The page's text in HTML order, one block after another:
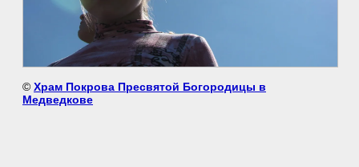
© Храм Покрова Пресвятой Богородицы в
Медведкове